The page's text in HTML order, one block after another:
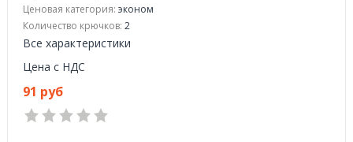
Ценовая категория: эконом
Количество крючков: 2
Все характеристики
Цена с НДС
91 руб